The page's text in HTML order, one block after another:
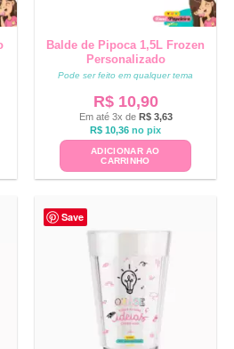
Balde de Pipoca 1,5L Frozen
Personalizado
Pode ser feito em qualquer tema
R$10,90
Em até 3x de R$3,63
R$ 10,36 no pix
ADICIONAR AO
CARRINHO
Save